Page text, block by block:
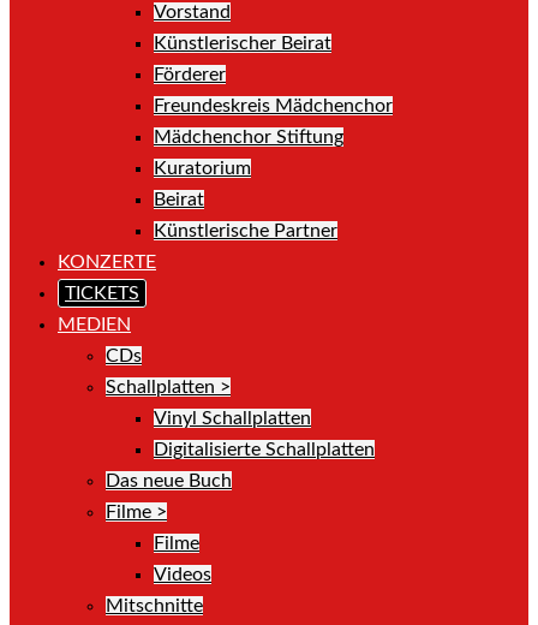
Vorstand
Künstlerischer Beirat
Förderer
Freundeskreis Mädchenchor
Mädchenchor Stiftung
Kuratorium
Beirat
Künstlerische Partner
KONZERTE
TICKETS
MEDIEN
CDs
Schallplatten >
Vinyl Schallplatten
Digitalisierte Schallplatten
Das neue Buch
Filme >
Filme
Videos
Mitschnitte